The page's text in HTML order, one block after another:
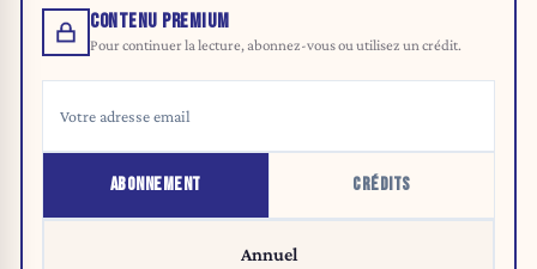
CONTENU PREMIUM
Pour continuer la lecture, abonnez-vous ou utilisez un crédit.
ABONNEMENT CRÉDITS
Annuel